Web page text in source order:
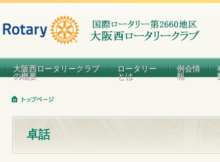
大阪西ロータリークラブ
の概要
ロータリー
とは
例会情
報
卓話